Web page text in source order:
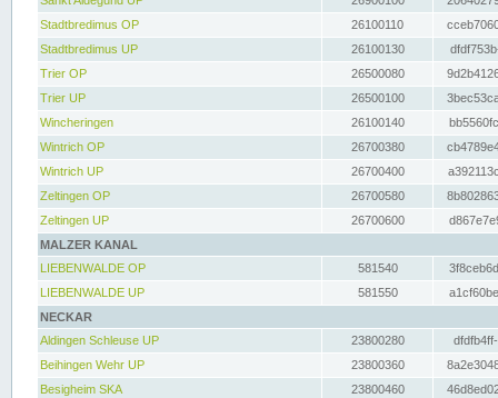
Stadtbredimus OP
26100110
Stadtbredimus UP
26100130
Trier OP
26500080
Trier UP
26500100
Wincheringen
26100140
Wintrich OP
26700380
Wintrich UP
26700400
Zeltingen OP
26700580
Zeltingen UP
26700600
MALZER KANAL
LIEBENWALDE OP
581540
LIEBENWALDE UP
581550
NECKAR
Aldingen Schleuse UP
23800280
Beihingen Wehr UP
23800360
Besigheim SKA
23800460